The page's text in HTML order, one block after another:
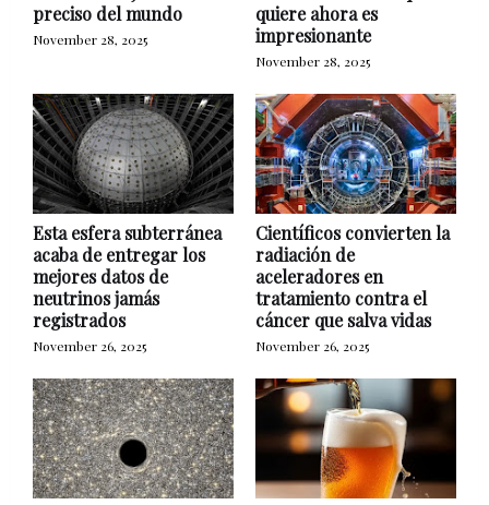
preciso del mundo
November 28, 2025
quiere ahora es
impresionante
November 28, 2025
Esta esfera subterránea
acaba de entregar los
mejores datos de
neutrinos jamás
registrados
November 26, 2025
Científicos convierten la
radiación de
aceleradores en
tratamiento contra el
cáncer que salva vidas
November 26, 2025